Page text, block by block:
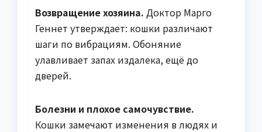
Возвращение хозяина. Доктор Марго
Геннет утверждает: кошки различают
шаги по вибрациям. Обоняние
улавливает запах издалека, ещё до
дверей.
Болезни и плохое самочувствие.
Кошки замечают изменения в людях и